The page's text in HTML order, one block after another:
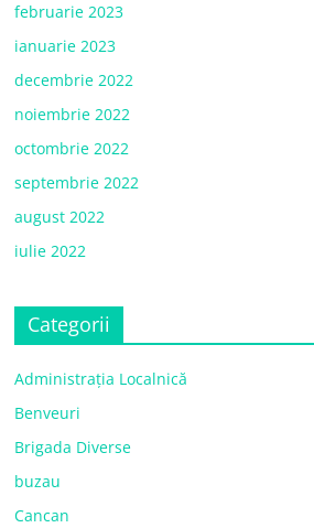
februarie 2023
ianuarie 2023
decembrie 2022
noiembrie 2022
octombrie 2022
septembrie 2022
august 2022
iulie 2022
Categorii
Administrația Localnică
Benveuri
Brigada Diverse
buzau
Cancan